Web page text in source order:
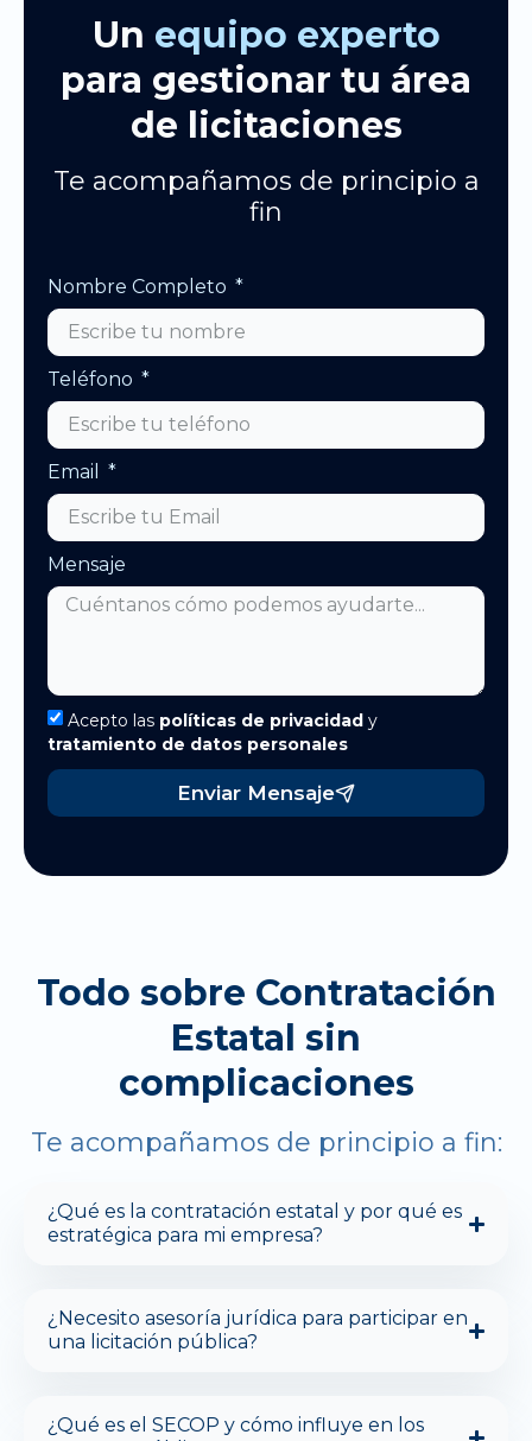
Un equipo experto
para gestionar tu área
de licitaciones
Te acompañamos de principio a
fin
Nombre Completo
Teléfono
Email
Mensaje
Acepto las políticas de privacidad y
tratamiento de datos personales
Enviar Mensaje
Todo sobre Contratación
Estatal sin
complicaciones
Te acompañamos de principio a fin:
¿Qué es la contratación estatal y por qué es
estratégica para mi empresa?
¿Necesito asesoría jurídica para participar en
una licitación pública?
¿Qué es el SECOP y cómo influye en los